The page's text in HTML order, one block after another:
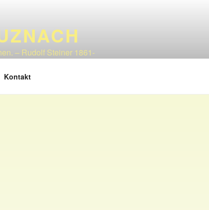
– Rudolf Steiner 1861-
Kontakt